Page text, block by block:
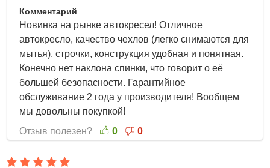
Комментарий
Новинка на рынке автокресел! Отличное
автокресло, качество чехлов (легко снимаются для
мытья), строчки, конструкция удобная и понятная.
Конечно нет наклона спинки, что говорит о её
большей безопасности. Гарантийное
обслуживание 2 года у производителя! Вообщем
мы довольны покупкой!
Отзыв полезен?
0 0